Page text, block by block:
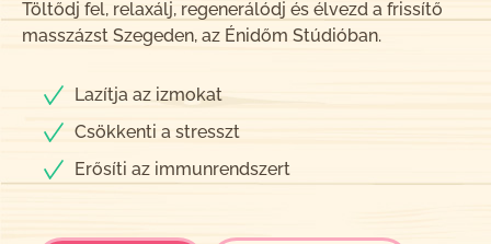
Töltődj fel, relaxálj, regenerálódj és élvezd a frissítő
masszázst Szegeden, az Énidőm Stúdióban.
Lazítja az izmokat
Csökkenti a stresszt
Erősíti az immunrendszert